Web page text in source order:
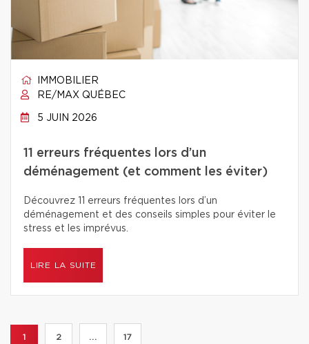
IMMOBILIER
RE/MAX QUÉBEC
5 JUIN 2026
11 erreurs fréquentes lors d’un
déménagement (et comment les éviter)
Découvrez 11 erreurs fréquentes lors d’un
déménagement et des conseils simples pour éviter le
stress et les imprévus.
LIRE LA SUITE
1 2 ... 17